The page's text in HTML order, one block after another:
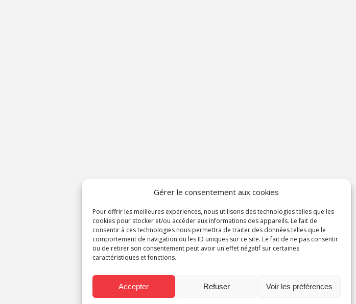
Gérer le consentement aux cookies
Pour offrir les meilleures expériences, nous utilisons des technologies telles que les
cookies pour stocker et/ou accéder aux informations des appareils. Le fait de
consentir à ces technologies nous permettra de traiter des données telles que le
comportement de navigation ou les ID uniques sur ce site. Le fait de ne pas consentir
ou de retirer son consentement peut avoir un effet négatif sur certaines
caractéristiques et fonctions.
Accepter Refuser Voir les préférences